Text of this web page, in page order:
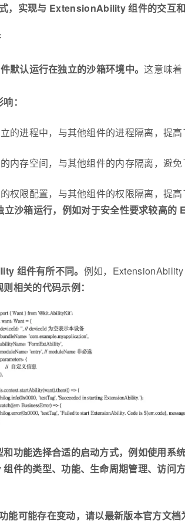
，实现与 ExtensionAbility 组件的交互
默认运行在独立的沙箱环境中。这意味
：
的进程中，与其他组件的进程隔离，提高
内存空间，与其他组件的内存隔离，避免
权限配置，与其他组件的权限隔离，提高
沙箱运行，例如对于安全性要求较高
组件有所不同。 例如，ExtensionAbility
相关的代码示例：
能选择合适的启动方式，例如使用系
件的类型、功能、生命周期管理、访
能可能存在变动，请以最新版本官方文档